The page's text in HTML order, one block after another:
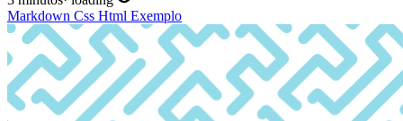
Markdown Css Html Exemplo